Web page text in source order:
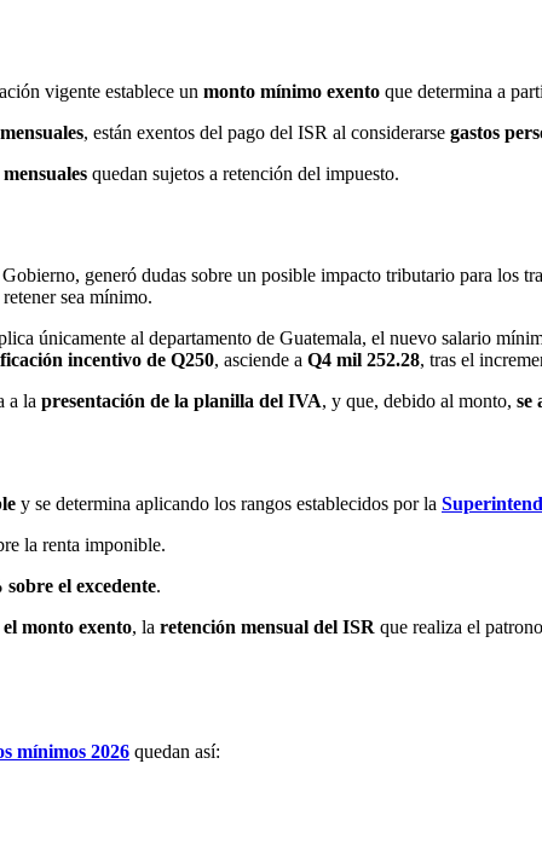
vigente establece un monto mínimo exento que determina a
, están exentos del pago del ISR al considerarse gastos
quedan sujetos a retención del impuesto.
generó dudas sobre un posible impacto tributario para los
sea mínimo.
únicamente al departamento de Guatemala, el nuevo salario
incentivo de Q250, asciende a Q4 mil 252.28, tras el
a la presentación de la planilla del IVA, y que, debido al monto, se
y se determina aplicando los rangos establecidos por la
la renta imponible.
sobre el excedente.
monto exento, la retención mensual del ISR que realiza el
mínimos 2026 quedan así: